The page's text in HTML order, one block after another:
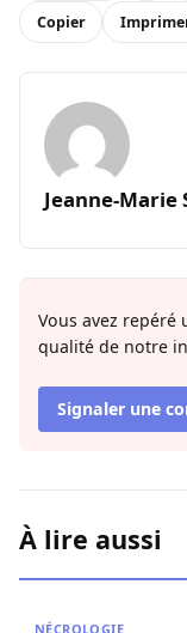
Copier
Jeanne-Marie
Vous avez repéré
qualité de notre
Signaler une
À lire aussi
NÉCROLOGIE